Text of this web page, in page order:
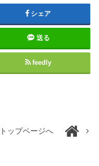
シェア
送る
feedly
トップページへ